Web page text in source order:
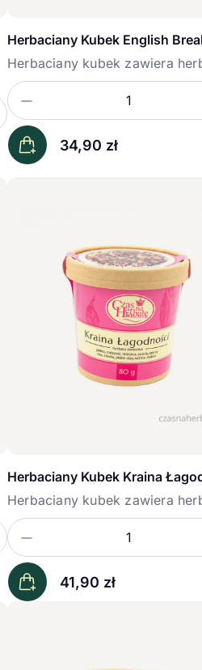
ilość
Herbaciany Kubek English
Herbaciany kubek zawiera
English...
34,90 zł
IlośćZmniejsz ilość
ilość
Herbaciany Kubek Kraina
Herbaciany kubek zawiera
Kraina...
41,90 zł
IlośćZmniejsz ilość